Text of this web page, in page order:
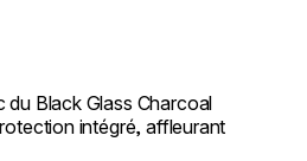
du Black Glass Charcoal
intégré, affleurant